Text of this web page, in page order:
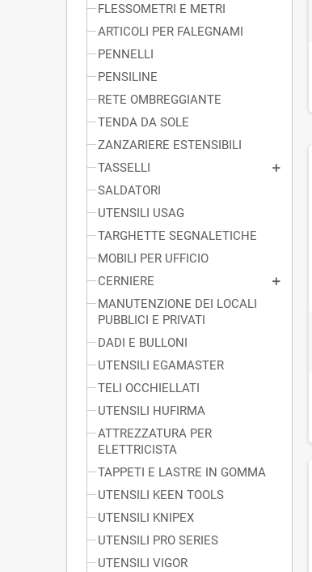
FLESSOMETRI E METRI
ARTICOLI PER FALEGNAMI
PENNELLI
PENSILINE
RETE OMBREGGIANTE
TENDA DA SOLE
ZANZARIERE ESTENSIBILI
TASSELLI
SALDATORI
UTENSILI USAG
TARGHETTE SEGNALETICHE
MOBILI PER UFFICIO
CERNIERE
MANUTENZIONE DEI LOCALI
PUBBLICI E PRIVATI
DADI E BULLONI
UTENSILI EGAMASTER
TELI OCCHIELLATI
UTENSILI HUFIRMA
ATTREZZATURA PER
ELETTRICISTA
TAPPETI E LASTRE IN GOMMA
UTENSILI KEEN TOOLS
UTENSILI KNIPEX
UTENSILI PRO SERIES
UTENSILI VIGOR